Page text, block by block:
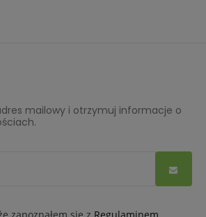
mailowy i otrzymuj informacje o